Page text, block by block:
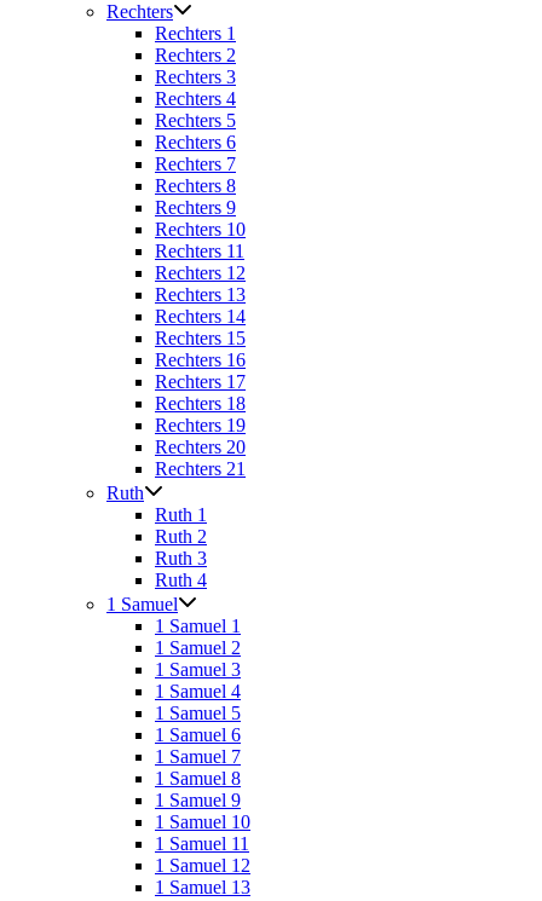
Rechters
Rechters 1
Rechters 2
Rechters 3
Rechters 4
Rechters 5
Rechters 6
Rechters 7
Rechters 8
Rechters 9
Rechters 10
Rechters 11
Rechters 12
Rechters 13
Rechters 14
Rechters 15
Rechters 16
Rechters 17
Rechters 18
Rechters 19
Rechters 20
Rechters 21
Ruth
Ruth 1
Ruth 2
Ruth 3
Ruth 4
1 Samuel
1 Samuel 1
1 Samuel 2
1 Samuel 3
1 Samuel 4
1 Samuel 5
1 Samuel 6
1 Samuel 7
1 Samuel 8
1 Samuel 9
1 Samuel 10
1 Samuel 11
1 Samuel 12
1 Samuel 13